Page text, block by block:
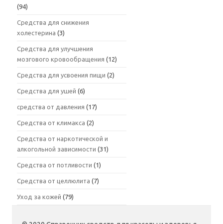
(94)
Средства для снижения
холестерина (3)
Средства для улучшения
мозгового кровообращения (12)
Средства для усвоения пищи (2)
Средства для ушей (6)
средства от давления (17)
Средства от климакса (2)
Средства от наркотической и
алкогольной зависимости (31)
Средства от потливости (1)
Средства от целлюлита (7)
Уход за кожей (79)